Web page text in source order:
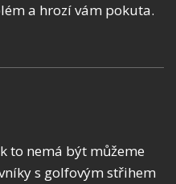
a hrozí vám pokuta.
to nemá být můžeme
s golfovým střihem